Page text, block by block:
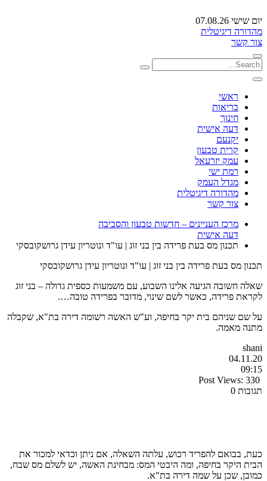
יום שישי 07.08.26
מהדורה דיגיטלית
צור קשר
ראשי
בריאות
חינוך
דעה אישית
יקנעם
קרית טבעון
עמק יזרעאל
רמת ישי
מגדל העמק
מהדורה דיגיטלית
צור קשר
מרכז העניינים – חדשות טבעון והסביבה
דעה אישית
תכנון מס בעת פרידה בין בני זוג | עו"ד ונוטריון עידן גרושקובסקי
תכנון מס בעת פרידה בין בני זוג | עו"ד ונוטריון עידן גרושקובסקי
שאלה חשובה הגיעה אלינו השבוע, עם משמעות כספית גדולה – בני זוג
לקראת פרידה, כאשר לשם שינוי, מדובר בפרידה טובה….
על שם שניהם בית יקר בחיפה, וע"ש האשה רשומה דירה בת"א, שקבלה
מתנה מאמה.
shani
04.11.20
09:15
Post Views: 330
תגובות 0
כעת, בבואם להפריד רכוש, עלתה השאלה, אם ניתן וכדאי למכור את
הבית היקר בחיפה, ומה היבטי המס: מבחינת האשה, יש לשלם מס שבח,
כמובן, שכן על שמה דירה בת"א.